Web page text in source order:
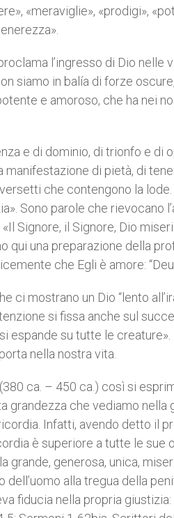
«meraviglie», «prodigi»,
l’ingresso di Dio
siamo in balía di forze
e amoroso, che ha nei
e di dominio, di trionfo e
manifestazione di pietà, di
che contengono la
Sono parole che rievocano
Signore, il Signore, Dio
qui una preparazione della
che Egli è amore:
ci mostrano un Dio “lento
si fissa anche sul
espande su tutte le
nella nostra vita.
ca. – 450 ca.) così si
grandezza che vediamo
Infatti, avendo detto il
è superiore a tutte le sue
grande, generosa, unica,
dell’uomo alla tregua della
fiducia nella propria